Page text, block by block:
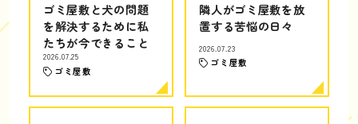
ゴミ屋敷と犬の問題
を解決するために私
たちが今できること
2026.07.25
ゴミ屋敷
隣人がゴミ屋敷を放
置する苦悩の日々
2026.07.23
ゴミ屋敷